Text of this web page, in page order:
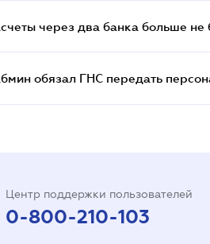
через два банка больше
обязал ГНС передать
Центр поддержки пользователей
0-800-210-103